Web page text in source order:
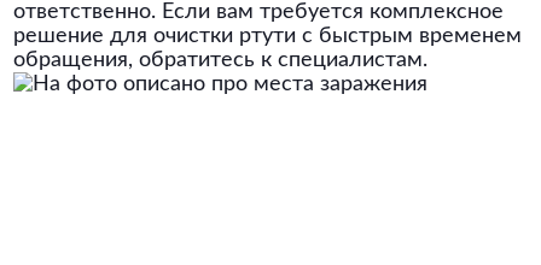
ответственно. Если вам требуется комплексное
решение для очистки ртути с быстрым временем
обращения, обратитесь к специалистам.